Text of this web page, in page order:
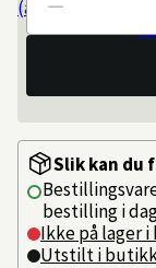
Antall
Slik kan du
bestilling i
Ikke på lager
Utstilt i